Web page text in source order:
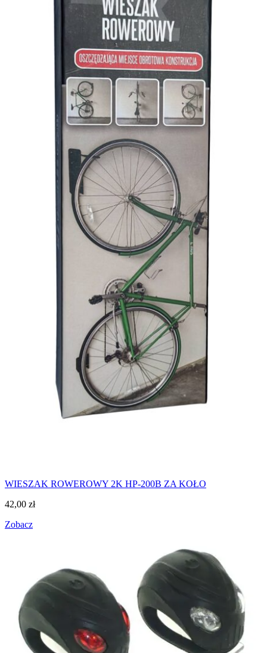
WIESZAK ROWEROWY 2K HP-200B ZA KOŁO
42,00 zł
Zobacz